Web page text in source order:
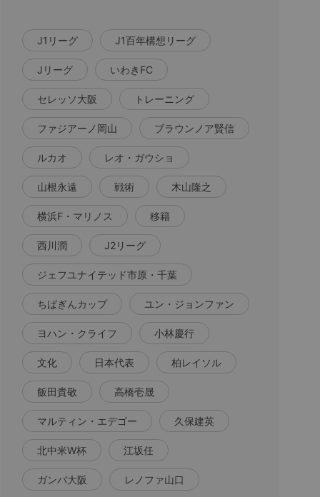
J1リーグ J1百年構想リーグ
Jリーグ いわきFC
セレッソ大阪 トレーニング
ファジアーノ岡山 ブラウンノア賢信
ルカオ レオ・ガウショ
山根永遠 戦術 木山隆之
横浜F・マリノス 移籍
西川潤 J2リーグ
ジェフユナイテッド市原・千葉
ちばぎんカップ ユン・ジョンファン
ヨハン・クライフ 小林慶行
文化 日本代表 柏レイソル
飯田貴敬 高橋壱晟
マルティン・エデゴー 久保建英
北中米W杯 江坂任
ガンバ大阪 レノファ山口